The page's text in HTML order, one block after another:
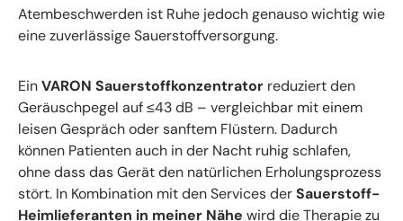
Atembeschwerden ist Ruhe jedoch genauso wichtig wie
eine zuverlässige Sauerstoffversorgung.
EinVARON Sauerstoffkonzentrator reduziert den
Geräuschpegel auf ≤43 dB – vergleichbar mit einem
leisen Gespräch oder sanftem Flüstern. Dadurch
können Patienten auch in der Nacht ruhig schlafen,
ohne dass das Gerät den natürlichen Erholungsprozess
stört. In Kombination mit den Services derSauerstoff-
Heimlieferanten in meiner Nähe wird die Therapie zu